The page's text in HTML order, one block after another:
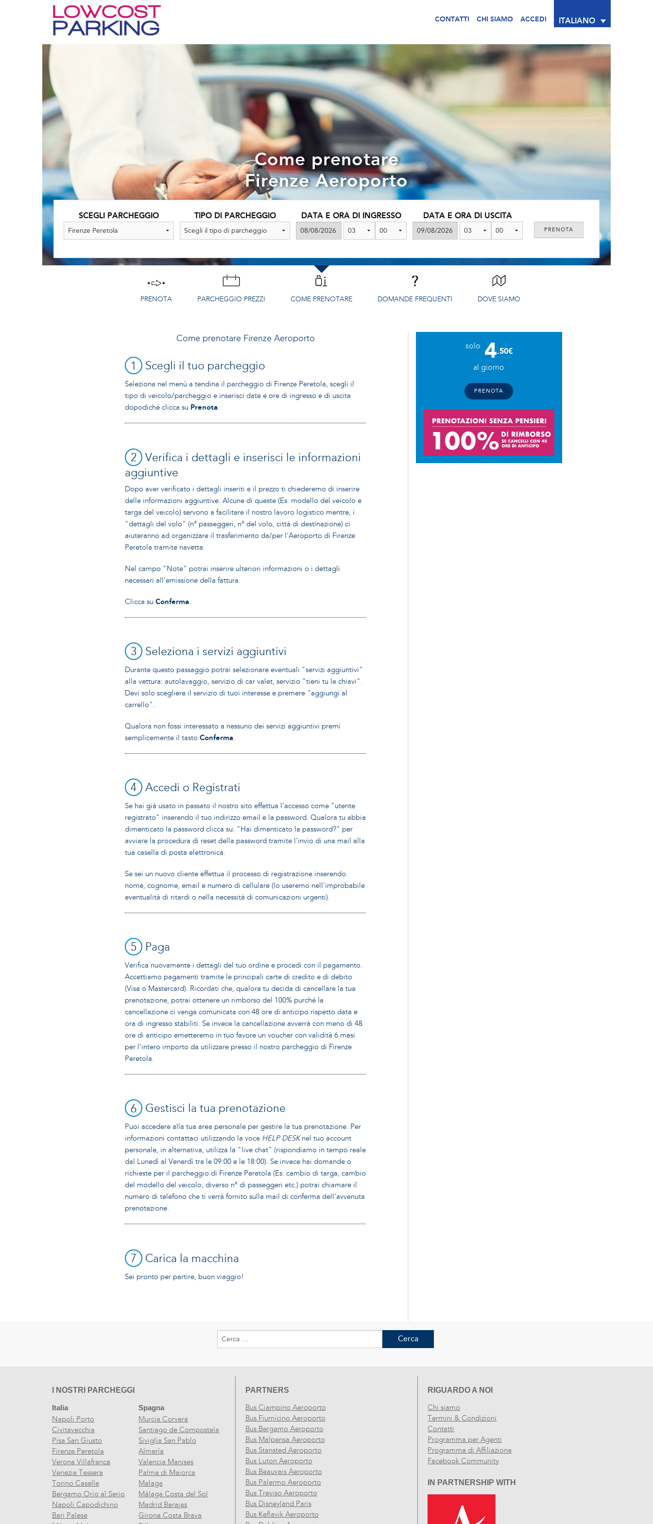
CONTATTI CHI SIAMO ACCEDI ITALIANO
Come prenotare
Firenze Aeroporto
SCEGLI PARCHEGGIO TIPO DI PARCHEGGIO DATA E ORA DI INGRESSO DATA E ORA DI USCITA
PRENOTA PARCHEGGIO PREZZI COME PRENOTARE DOMANDE FREQUENTI DOVE SIAMO
Come prenotare Firenze Aeroporto
1 Scegli il tuo parcheggio
Seleziona nel menù a tendina il parcheggio di Firenze Peretola, scegli il
tipo di veicolo/parcheggio e inserisci date e ore di ingresso e di uscita
dopodiché clicca su Prenota.
2
Verifica i dettagli e inserisci le informazioni
aggiuntive
Dopo aver verificato i dettagli inseriti e il prezzo ti chiederemo di inserire
delle informazioni aggiuntive. Alcune di queste (Es: modello del veicolo e
targa del veicolo) servono a facilitare il nostro lavoro logistico mentre, i
"dettagli del volo" (n° passeggeri, n° del volo, città di destinazione) ci
aiuteranno ad organizzare il trasferimento da/per l'Aeroporto di Firenze
Peretola tramite navetta.
Nel campo "Note" potrai inserire ulteriori informazioni o i dettagli
necessari all'emissione della fattura.
Clicca suConferma
3 Seleziona i servizi aggiuntivi
Durante questo passaggio potrai selezionare eventuali "servizi aggiuntivi"
alla vettura: autolavaggio, servizio di car valet, servizio "tieni tu le chiavi".
Devi solo scegliere il servizio di tuoi interesse e premere "aggiungi al
carrello".
Qualora non fossi interessato a nessuno dei servizi aggiuntivi premi
semplicemente il tastoConferma.
4 Accedi o Registrati
Se hai già usato in passato il nostro sito effettua l'accesso come "utente
registrato" inserendo il tuo indirizzo email e la password. Qualora tu abbia
dimenticato la password clicca su: "Hai dimenticato la password?" per
avviare la procedura di reset della password tramite l'invio di una mail alla
tua casella di posta elettronica.
Se sei un nuovo cliente effettua il processo di registrazione inserendo:
nome, cognome, email e numero di cellulare (lo useremo nell'improbabile
eventualità di ritardi o nella necessità di comunicazioni urgenti).
5 Paga
Verifica nuovamente i dettagli del tuo ordine e procedi con il pagamento.
Accettiamo pagamenti tramite le principali carte di credito e di debito
(Visa o Mastercard). Ricordati che, qualora tu decida di cancellare la tua
prenotazione, potrai ottenere un rimborso del 100% purché la
cancellazione ci venga comunicata con 48 ore di anticipo rispetto data e
ora di ingresso stabiliti. Se invece la cancellazione avverrà con meno di 48
ore di anticipo emetteremo in tuo favore un voucher con validità 6 mesi
per l'intero importo da utilizzare presso il nostro parcheggio di Firenze
Peretola.
6 Gestisci la tua prenotazione
Puoi accedere alla tua area personale per gestire la tua prenotazione. Per
informazioni contattaci utilizzando la voce HELP DESKnel tuo account
personale, in alternativa, utilizza la "live chat" (rispondiamo in tempo reale
dal Lunedì al Venerdì tra le 09:00 e le 18:00). Se invece hai domande o
richieste per il parcheggio di Firenze Peretola (Es: cambio di targa, cambio
del modello del veicolo, diverso n° di passeggeri etc.) potrai chiamare il
numero di telefono che ti verrà fornito sulla mail di conferma dell'avvenuta
prenotazione.
7 Carica la macchina
Sei pronto per partire, buon viaggio!
solo 4.50€
al giorno
PRENOTA
I NOSTRI PARCHEGGI
Italia
Napoli Porto
Civitavecchia
Pisa San Giusto
Firenze Peretola
Verona Villafranca
Venezia Tessera
Torino Caselle
Bergamo Orio al Serio
Napoli Capodichino
Bari Palese
Spagna
Murcia Corvera
Santiago de Compostela
Siviglia San Pablo
Almería
Valencia Manises
Palma di Maiorca
Malaga
Málaga Costa del Sol
Madrid Barajas
Girona Costa Brava
PARTNERS
Bus Ciampino Aeroporto
Bus Fiumicino Aeroporto
Bus Bergamo Aeroporto
Bus Malpensa Aeroporto
Bus Stansted Aeroporto
Bus Luton Aeroporto
Bus Beauvais Aeroporto
Bus Palermo Aeroporto
Bus Treviso Aeroporto
Bus Disneyland Paris
Bus Keflavik Aeroporto
RIGUARDO A NOI
Chi siamo
Termini & Condizioni
Contatti
Programma per Agenti
Programma di Affiliazione
Facebook Community
IN PARTNERSHIP WITH